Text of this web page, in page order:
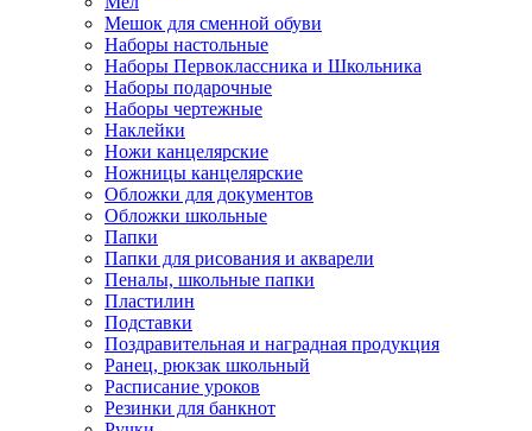
Мешок для сменной обуви
Наборы настольные
Наборы Первоклассника и Школьника
Наборы подарочные
Наборы чертежные
Наклейки
Ножи канцелярские
Ножницы канцелярские
Обложки для документов
Обложки школьные
Папки
Папки для рисования и акварели
Пеналы, школьные папки
Пластилин
Подставки
Поздравительная и наградная продукция
Ранец, рюкзак школьный
Расписание уроков
Резинки для банкнот